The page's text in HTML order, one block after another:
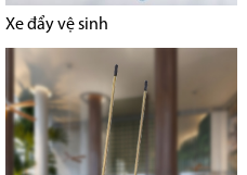
Xe đẩy vệ sinh